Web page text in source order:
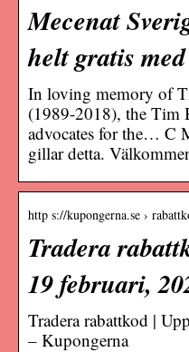
Mecenat
helt gratis
In loving memory of
(1989-2018), the Tim
advocates for the… C
gillar detta.
http s://kupongerna.se ›
Tradera
19 februari,
Tradera rabattkod |
– Kupongerna